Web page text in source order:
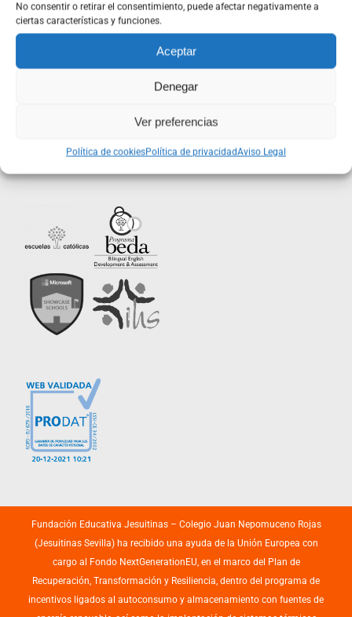
No consentir o retirar el consentimiento, puede afectar negativamente a
ciertas características y funciones.
Aceptar
Denegar
Ver preferencias
Política de cookiesPolítica de privacidadAviso Legal
TRABAJA CON NOSOTROS
CANAL DE DENUNCIAS
Fundación Educativa Jesuitinas – Colegio Juan Nepomuceno Rojas
(Jesuitinas Sevilla) ha recibido una ayuda de la Unión Europea con
cargo al Fondo NextGenerationEU, en el marco del Plan de
Recuperación, Transformación y Resiliencia, dentro del programa de
incentivos ligados al autoconsumo y almacenamiento con fuentes de